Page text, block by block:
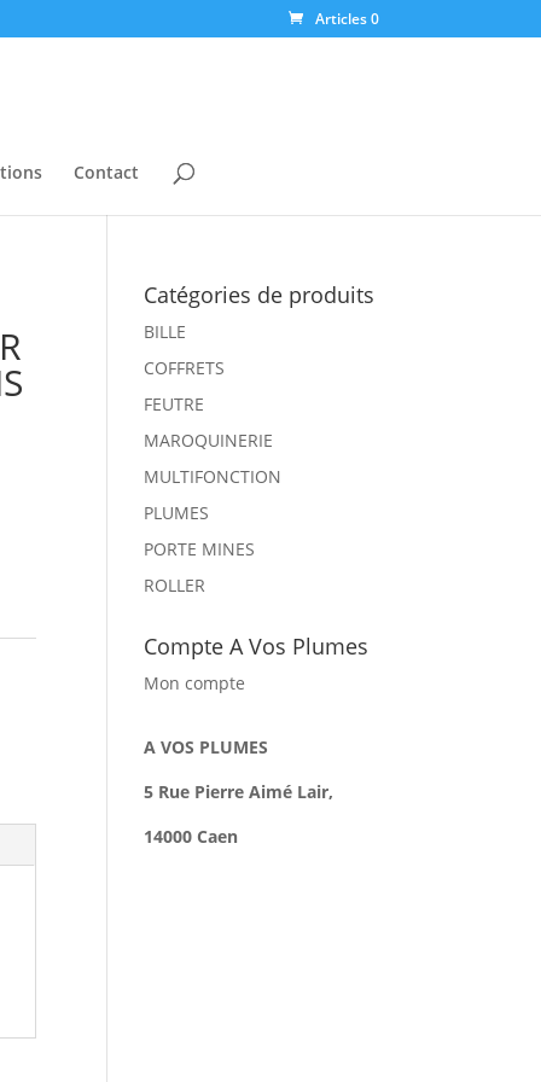
Articles 0
Contact
Catégories de produits
BILLE
COFFRETS
FEUTRE
MAROQUINERIE
MULTIFONCTION
PLUMES
PORTE MINES
ROLLER
Compte A Vos Plumes
Mon compte
A VOS PLUMES
5 Rue Pierre Aimé Lair,
14000 Caen